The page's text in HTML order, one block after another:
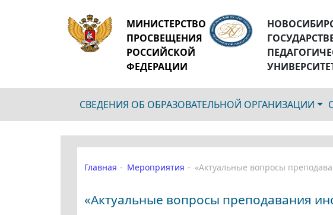
МИНИСТЕРСТВО
ПРОСВЕЩЕНИЯ
РОССИЙСКОЙ
ФЕДЕРАЦИИ
СВЕДЕНИЯ ОБ ОБРАЗОВАТЕЛЬНОЙ ОРГАНИЗАЦИИ
Главная Мероприятия «Актуальные вопросы
«Актуальные вопросы преподавания